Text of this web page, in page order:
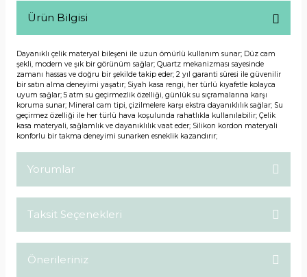
Ürün Bilgisi
Dayanıklı çelik materyal bileşeni ile uzun ömürlü kullanım sunar; Düz cam
şekli, modern ve şık bir görünüm sağlar; Quartz mekanizması sayesinde
zamanı hassas ve doğru bir şekilde takip eder; 2 yıl garanti süresi ile güvenilir
bir satın alma deneyimi yaşatır; Siyah kasa rengi, her türlü kıyafetle kolayca
uyum sağlar; 5 atm su geçirmezlik özelliği, günlük su sıçramalarına karşı
koruma sunar; Mineral cam tipi, çizilmelere karşı ekstra dayanıklılık sağlar; Su
geçirmez özelliği ile her türlü hava koşulunda rahatlıkla kullanılabilir; Çelik
kasa materyali, sağlamlık ve dayanıklılık vaat eder; Silikon kordon materyali
konforlu bir takma deneyimi sunarken esneklik kazandırır;
Yorumlar
Taksit Seçenekleri
Önerileriniz